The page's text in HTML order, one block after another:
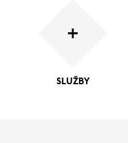
SLUŽBY